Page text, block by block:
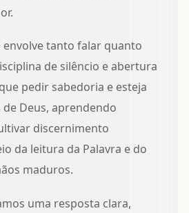
tanto falar quanto
de silêncio e abertura
pedir sabedoria e esteja
Deus, aprendendo
discernimento
da leitura da Palavra e do
maduros.
uma resposta clara,